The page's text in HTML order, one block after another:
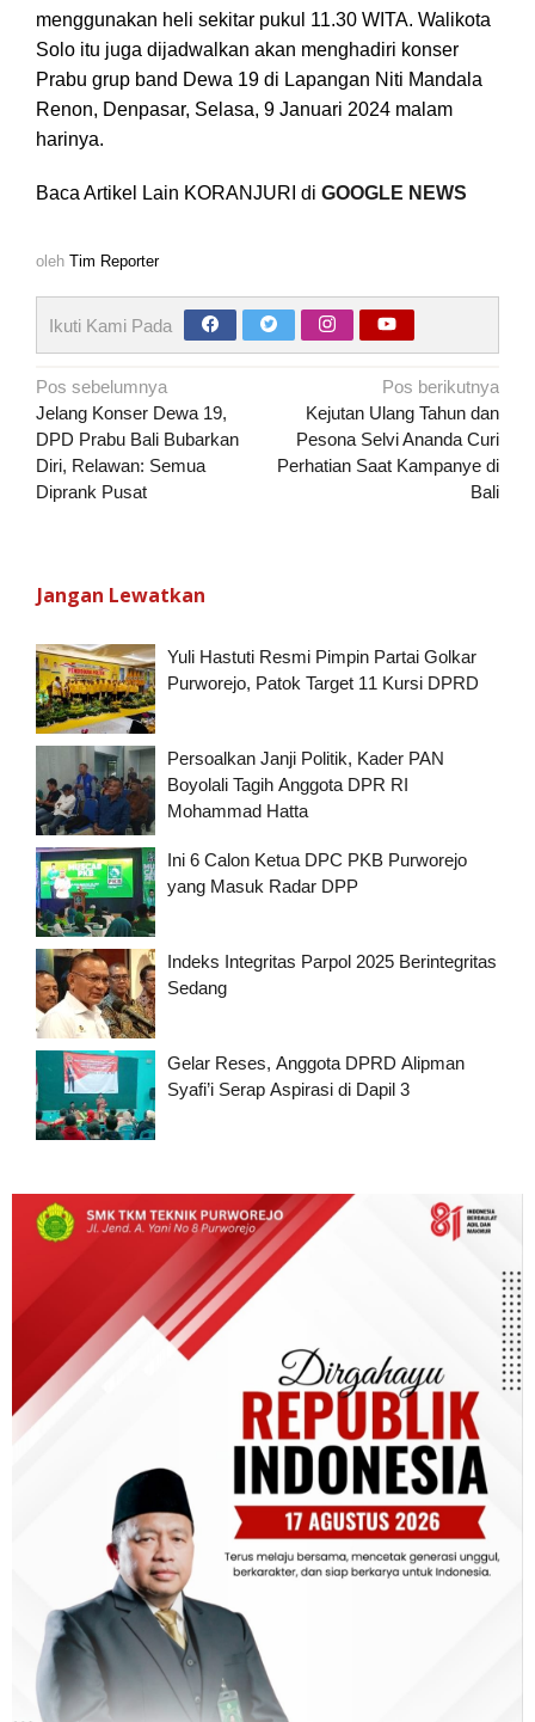
menggunakan heli sekitar pukul 11.30 WITA. Walikota
Solo itu juga dijadwalkan akan menghadiri konser
Prabu grup band Dewa 19 di Lapangan Niti Mandala
Renon, Denpasar, Selasa, 9 Januari 2024 malam
harinya.
Baca Artikel Lain KORANJURI di GOOGLE NEWS
oleh Tim Reporter
Ikuti Kami Pada
Navigasi
pos
Pos sebelumnya
Jelang Konser Dewa 19,
DPD Prabu Bali Bubarkan
Diri, Relawan: Semua
Diprank Pusat
Pos berikutnya
Kejutan Ulang Tahun dan
Pesona Selvi Ananda Curi
Perhatian Saat Kampanye di
Bali
Jangan Lewatkan
Yuli Hastuti Resmi Pimpin Partai Golkar
Purworejo, Patok Target 11 Kursi DPRD
Persoalkan Janji Politik, Kader PAN
Boyolali Tagih Anggota DPR RI
Mohammad Hatta
Ini 6 Calon Ketua DPC PKB Purworejo
yang Masuk Radar DPP
Indeks Integritas Parpol 2025 Berintegritas
Sedang
Gelar Reses, Anggota DPRD Alipman
Syafi’i Serap Aspirasi di Dapil 3